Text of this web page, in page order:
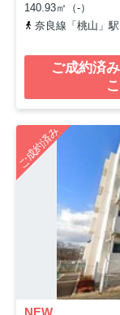
140.93㎡（-）
奈良線「桃山」
ご成約済
ご成約済み